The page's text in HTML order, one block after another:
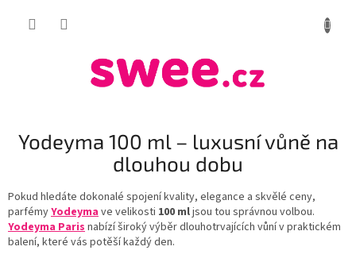
Yodeyma 100 ml – luxusní vůně na
dlouhou dobu
Pokud hledáte dokonalé spojení kvality, elegance a skvělé ceny,
parfémyYodeymave velikosti 100 mljsou tou správnou volbou.
Yodeyma Parisnabízí široký výběr dlouhotrvajících vůní v praktickém
balení, které vás potěší každý den.